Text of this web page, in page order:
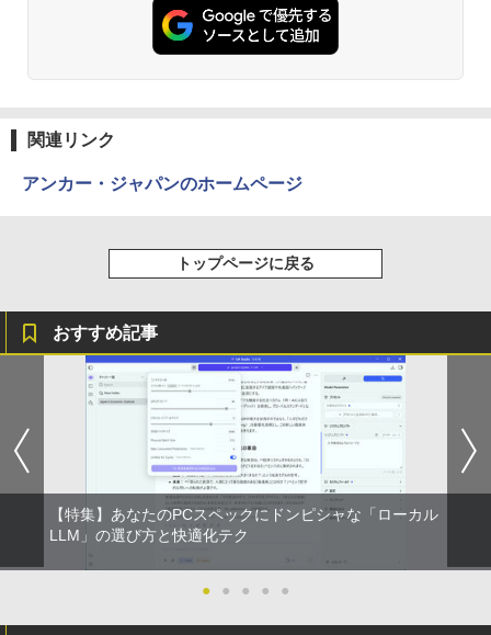
レスイヤホン bluetooth イヤホン V12 小型
軽量 ブルートゥースHi-Fi 最大36時間再生 ぶ
セリング 自動ペアリング Type-C充電 マイク
￥1,964
Xiaomi シャオミ REDMI Buds 8 Lite ワイヤ
レスイヤホン Bluetooth 5.4 ノイズキャンセ
リング ANC 36時間再生
￥2,980
￥250
￥250
BUGS LIFE
￥250
ットル (Smart Basic)
￥1,380
￥1,625
by Amazon 天然水ラベルレス 2L×9本
コカ・コーラ やかんの麦茶 from 爽健美茶 ラ
ベルレス 650mlPET×24本
￥2,009
￥832
コミックスDIGITAL)
スーパーの裏でヤニ吸うふたり 9巻 (デジタル
版ビッグガンガンコミックス)
￥810
関連リンク
アンカー・ジャパンのホームページ
トップページに戻る
おすすめ記事
【特集】あなたのPCスペックにドンピシャな「ローカル
LLM」の選び方と快適化テク
● ● ● ● ●